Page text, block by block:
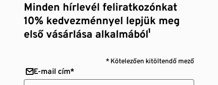
Minden hírlevél feliratkozónkat
10% kedvezménnyel lepjük meg
első vásárlása alkalmából¹
* Kötelezően kitöltendő mező
E-mail cím*